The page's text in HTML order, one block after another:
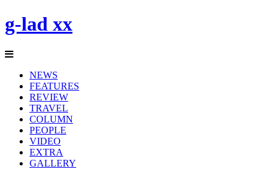
g-lad xx
NEWS
FEATURES
REVIEW
TRAVEL
COLUMN
PEOPLE
VIDEO
EXTRA
GALLERY